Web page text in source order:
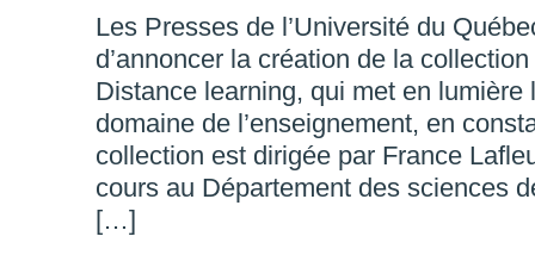
Les Presses de l’Université du
d’annoncer la création de la
Distance learning, qui met en
domaine de l’enseignement, en
collection est dirigée par France
cours au Département des sciences
[…]